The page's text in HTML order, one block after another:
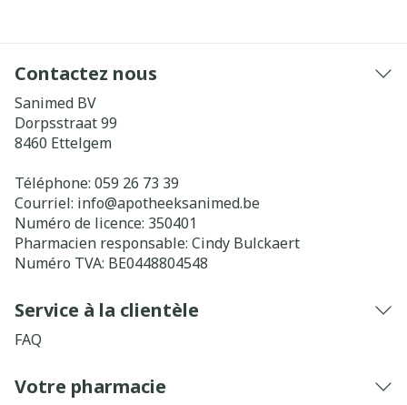
Contactez nous
Sanimed BV
Dorpsstraat 99
8460 Ettelgem
Téléphone: 059 26 73 39
Courriel: info@apotheeksanimed.be
Numéro de licence: 350401
Pharmacien responsable: Cindy Bulckaert
Numéro TVA: BE0448804548
Service à la clientèle
FAQ
Votre pharmacie